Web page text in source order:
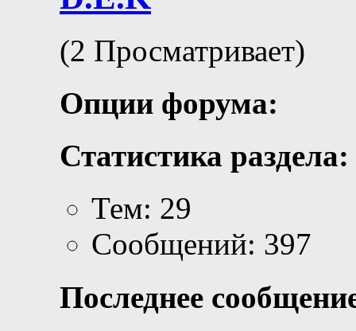
(2 Просматривает)
Опции форума:
Статистика раздела:
Тем: 29
Сообщений: 397
Последнее